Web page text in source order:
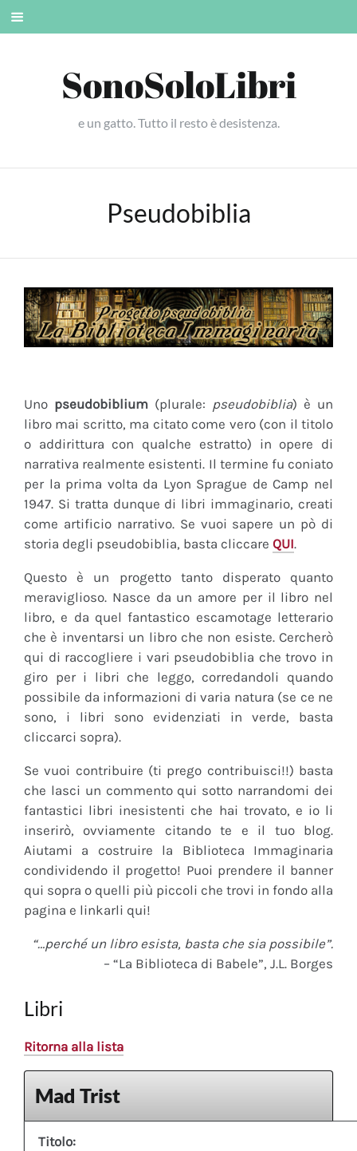
Skip
SonoSoloLibri
e un gatto. Tutto il resto è desistenza.
Pseudobiblia
Uno pseudobiblium (plurale: pseudobiblia) è un
libro mai scritto, ma citato come vero (con il titolo
o addirittura con qualche estratto) in opere di
narrativa realmente esistenti. Il termine fu coniato
per la prima volta da Lyon Sprague de Camp nel
1947. Si tratta dunque di libri immaginario, creati
come artificio narrativo. Se vuoi sapere un pò di
storia degli pseudobiblia, basta cliccare QUI.
Questo è un progetto tanto disperato quanto
meraviglioso. Nasce da un amore per il libro nel
libro, e da quel fantastico escamotage letterario
che è inventarsi un libro che non esiste. Cercherò
qui di raccogliere i vari pseudobiblia che trovo in
giro per i libri che leggo, corredandoli quando
possibile da informazioni di varia natura (se ce ne
sono, i libri sono evidenziati in verde, basta
cliccarci sopra).
Se vuoi contribuire (ti prego contribuisci!!) basta
che lasci un commento qui sotto narrandomi dei
fantastici libri inesistenti che hai trovato, e io li
inserirò, ovviamente citando te e il tuo blog.
Aiutami a costruire la Biblioteca Immaginaria
condividendo il progetto! Puoi prendere il banner
qui sopra o quelli più piccoli che trovi in fondo alla
pagina e linkarli qui!
“…perché un libro esista, basta che sia possibile”.
– “La Biblioteca di Babele”, J.L. Borges
Libri
Ritorna alla lista
Mad Trist
Titolo: